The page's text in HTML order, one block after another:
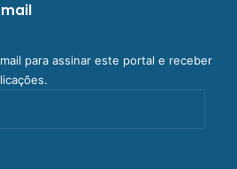
para assinar este portal e receber